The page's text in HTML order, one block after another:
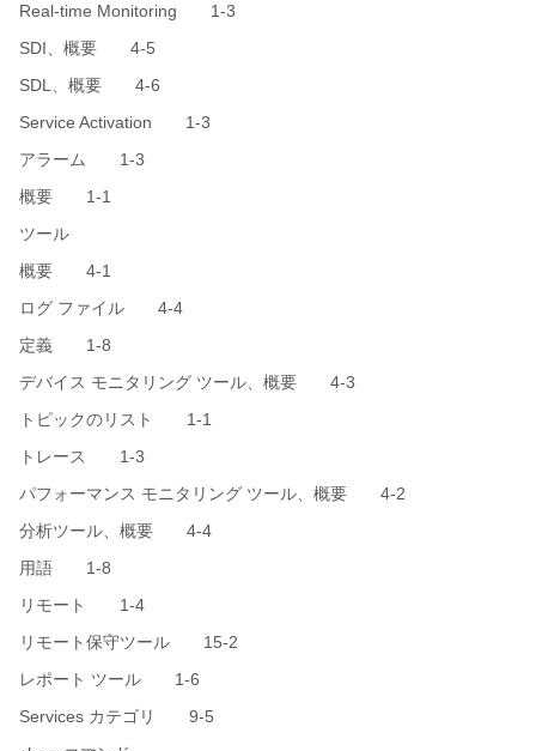
Real-time Monitoring 1-3
SDI、概要 4-5
SDL、概要 4-6
Service Activation 1-3
アラーム 1-3
概要 1-1
ツール
概要 4-1
ログ ファイル 4-4
定義 1-8
デバイス モニタリング ツール、概要 4-3
トピックのリスト 1-1
トレース 1-3
パフォーマンス モニタリング ツール、概要 4-2
分析ツール、概要 4-4
用語 1-8
リモート 1-4
リモート保守ツール 15-2
レポート ツール 1-6
Services カテゴリ 9-5